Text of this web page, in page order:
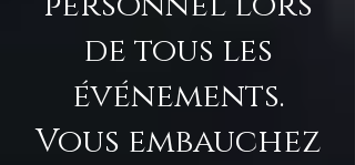
de tous les
événements.
Vous embauchez